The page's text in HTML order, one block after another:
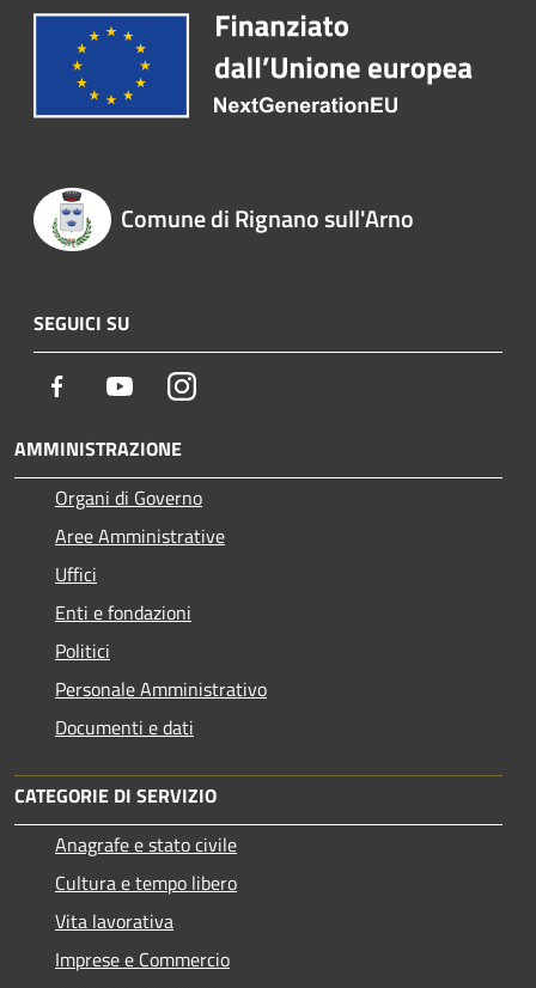
Comune di Rignano sull'Arno
SEGUICI SU
Facebook YoutubeInstagram
AMMINISTRAZIONE
Organi di Governo
Aree Amministrative
Uffici
Enti e fondazioni
Politici
Personale Amministrativo
Documenti e dati
CATEGORIE DI SERVIZIO
Anagrafe e stato civile
Cultura e tempo libero
Vita lavorativa
Imprese e Commercio